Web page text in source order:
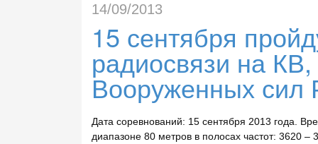
14/09/2013
15 сентября
радиосвязи на
Вооруженных сил
Дата соревнований: 15 сентября 2013 года.
диапазоне 80 метров в полосах частот: 3620